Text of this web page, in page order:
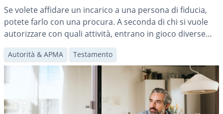
Se volete affidare un incarico a una persona di fiducia,
potete farlo con una procura. A seconda di chi si vuole
autorizzare con quali attività, entrano in gioco diverse
procure.
Autorità & APMA Testamento